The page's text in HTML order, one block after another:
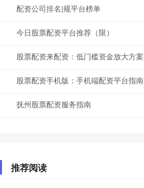
配资公司排名|规平台榜单
今日股票配资平台推荐（限）
股票配资来配资：低门槛资金放大方案
股票配资手机版：手机端配资平台指南
抚州股票配资服务指南
推荐阅读